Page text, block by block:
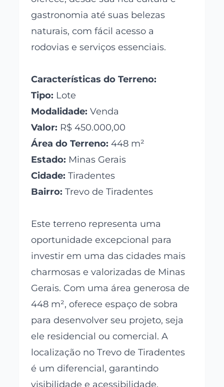
gastronomia até suas belezas
naturais, com fácil acesso a
rodovias e serviços essenciais.
Características do Terreno:
Tipo: Lote
Modalidade: Venda
Valor: R$ 450.000,00
Área do Terreno: 448 m²
Estado: Minas Gerais
Cidade: Tiradentes
Bairro: Trevo de Tiradentes
Este terreno representa uma
oportunidade excepcional para
investir em uma das cidades mais
charmosas e valorizadas de Minas
Gerais. Com uma área generosa de
448 m², oferece espaço de sobra
para desenvolver seu projeto, seja
ele residencial ou comercial. A
localização no Trevo de Tiradentes
é um diferencial, garantindo
visibilidade e acessibilidade.